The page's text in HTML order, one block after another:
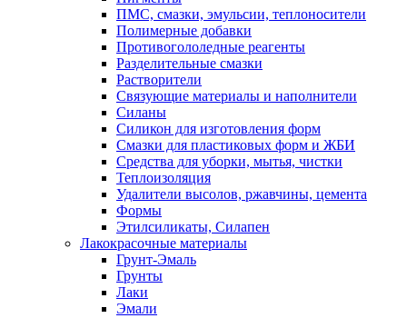
ПМС, смазки, эмульсии, теплоносители
Полимерные добавки
Противогололедные реагенты
Разделительные смазки
Растворители
Связующие материалы и наполнители
Силаны
Силикон для изготовления форм
Смазки для пластиковых форм и ЖБИ
Средства для уборки, мытья, чистки
Теплоизоляция
Удалители высолов, ржавчины, цемента
Формы
Этилсиликаты, Силапен
Лакокрасочные материалы
Грунт-Эмаль
Грунты
Лаки
Эмали